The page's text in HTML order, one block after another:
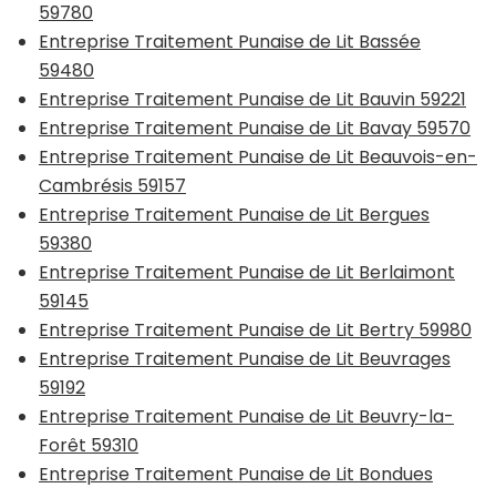
59780
Entreprise Traitement Punaise de Lit Bassée
59480
Entreprise Traitement Punaise de Lit Bauvin 59221
Entreprise Traitement Punaise de Lit Bavay 59570
Entreprise Traitement Punaise de Lit Beauvois-en-
Cambrésis 59157
Entreprise Traitement Punaise de Lit Bergues
59380
Entreprise Traitement Punaise de Lit Berlaimont
59145
Entreprise Traitement Punaise de Lit Bertry 59980
Entreprise Traitement Punaise de Lit Beuvrages
59192
Entreprise Traitement Punaise de Lit Beuvry-la-
Forêt 59310
Entreprise Traitement Punaise de Lit Bondues